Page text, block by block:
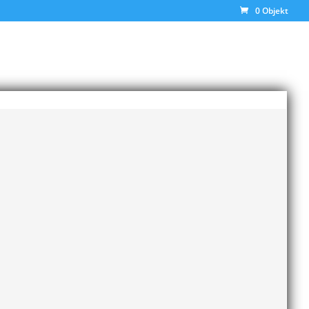
0 Objekt
än en Rionatt. Oavsett om du är